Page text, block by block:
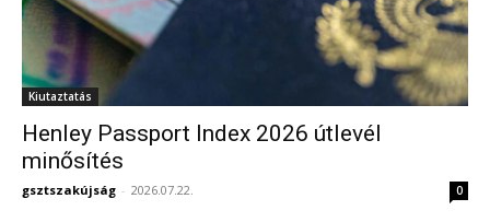
Kiutaztatás
Henley Passport Index 2026 útlevél
minősítés
gsztszakújság - 2026.07.22. 0